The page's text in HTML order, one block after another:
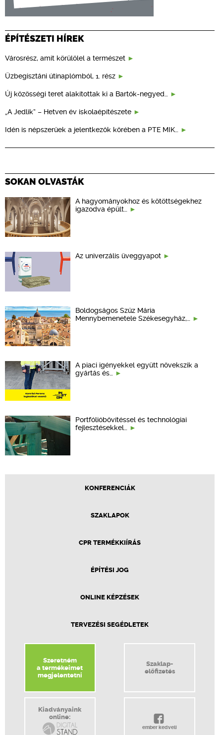
ÉPÍTÉSZETI HÍREK
Városrész, amit körülölel a természet
Üzbegisztáni útinaplómból, 1. rész
Új közösségi teret alakítottak ki a Bartók-negyed…
„A Jedlik” – Hetven év iskolaépítészete
Idén is népszerűek a jelentkezők körében a PTE MIK…
SOKAN OLVASTÁK
A hagyományokhoz és kötöttségekhez
igazodva épült…
Az univerzális üveggyapot
Boldogságos Szűz Mária
Mennybemenetele Székesegyház,…
A piaci igényekkel együtt növekszik a
gyártás és…
Portfólióbővítéssel és technológiai
fejlesztésekkel…
KONFERENCIÁK
SZAKLAPOK
CPR TERMÉKKIÍRÁS
ÉPÍTÉSI JOG
ONLINE KÉPZÉSEK
TERVEZÉSI SEGÉDLETEK
Szeretném
a termékeimet
megjelentetni
Szaklap-
előfizetés
Kiadványaink
online:
ember kedveli